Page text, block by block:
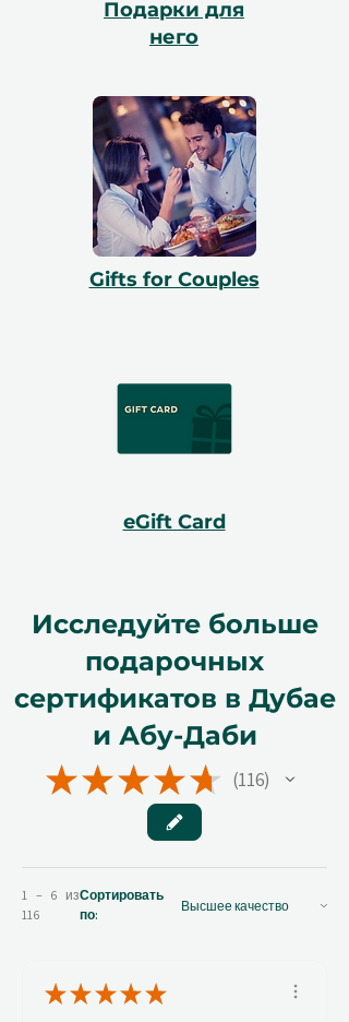
Подарки для
него
Gifts for Couples
eGift Card
Исследуйте больше
подарочных
сертификатов в Дубае
и Абу-Даби
★★★★★ 116
116
1 – 6 из
116
Сортировать
по:
★★★★★